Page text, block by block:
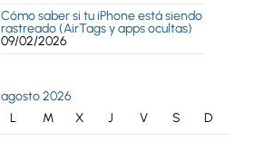
Cómo saber si tu iPhone está siendo
rastreado (AirTags y apps ocultas)
09/02/2026
agosto 2026
L
M X J V S D